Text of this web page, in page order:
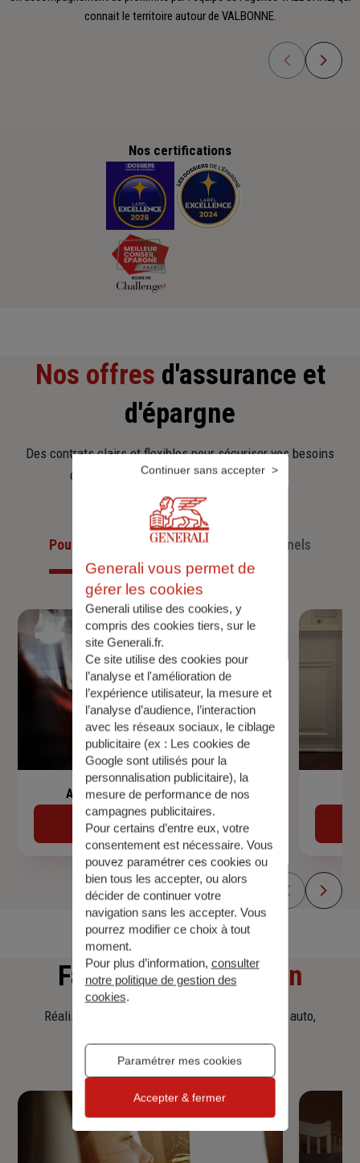
connait le territoire autour de VALBONNE.
Nos certifications
Nos offres d'assurance et
d'épargne
Des contrats clairs et flexibles pour sécuriser vos besoins
d’aujourd’hui et anticiper ceux de demain.
Pour les particuliersPour les professionnels
Assurance de prêt immobilier
Découvrir
Faitesune simulation
Réalisez une simulation tarifaire d'assurance, auto,
Generali vous permet de
gérer les cookies
Generali utilise des cookies, y
compris des cookies tiers, sur le
site Generali.fr.
Ce site utilise des cookies pour
l’analyse et l'amélioration de
l’expérience utilisateur, la mesure et
l’analyse d’audience, l’interaction
avec les réseaux sociaux, le ciblage
publicitaire (ex : Les cookies de
Google sont utilisés pour la
personnalisation publicitaire), la
mesure de performance de nos
campagnes publicitaires.
Pour certains d’entre eux, votre
consentement est nécessaire. Vous
pouvez paramétrer ces cookies ou
bien tous les accepter, ou alors
décider de continuer votre
navigation sans les accepter. Vous
pourrez modifier ce choix à tout
moment.
Pour plus d’information, consulter
notre politique de gestion des
cookies.
Paramétrer mes cookies
Continuer sans accepter
Accepter & fermer